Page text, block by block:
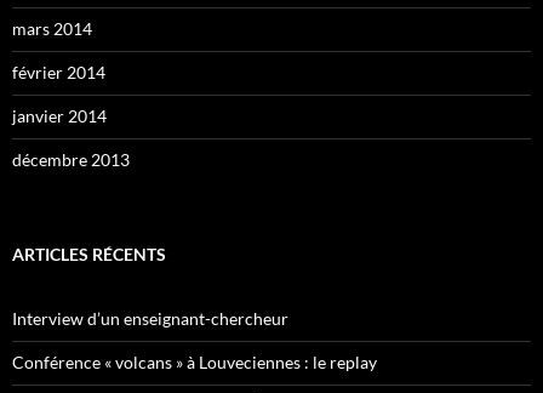
mars 2014
février 2014
janvier 2014
décembre 2013
ARTICLES RÉCENTS
Interview d’un enseignant-chercheur
Conférence « volcans » à Louveciennes : le replay